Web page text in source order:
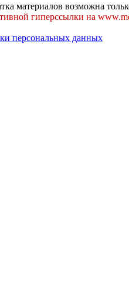
материалов возможна
гиперссылки на
персональных данных